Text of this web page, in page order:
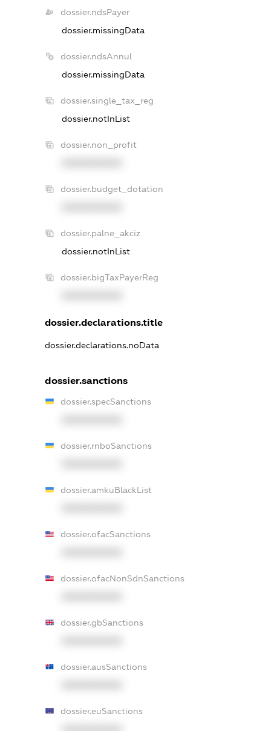
dossier.ndsPayer
dossier.missingData
dossier.ndsAnnul
dossier.missingData
dossier.single_tax_reg
dossier.notInList
dossier.non_profit
dossier.budget_dotation
dossier.palne_akciz
dossier.notInList
dossier.bigTaxPayerReg
dossier.declarations.title
dossier.declarations.noData
dossier.sanctions
dossier.specSanctions
dossier.rnboSanctions
dossier.amkuBlackList
dossier.ofacSanctions
dossier.ofacNonSdnSanctions
dossier.gbSanctions
dossier.ausSanctions
dossier.euSanctions